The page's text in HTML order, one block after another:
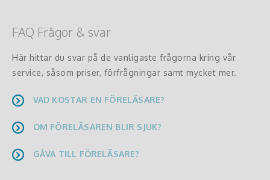
FAQ Frågor & svar
Här hittar du svar på de vanligaste frågorna kring vår
service, såsom priser, förfrågningar samt mycket mer.
VAD KOSTAR EN FÖRELÄSARE?
OM FÖRELÄSAREN BLIR SJUK?
GÅVA TILL FÖRELÄSARE?